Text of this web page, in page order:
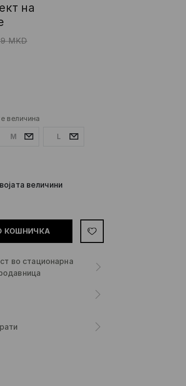
на
MKD
величина
M L
величини
КОШНИЧКА
во стационарна